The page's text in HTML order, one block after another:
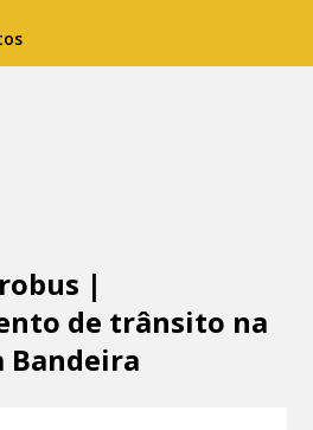
|
de trânsito na
Bandeira